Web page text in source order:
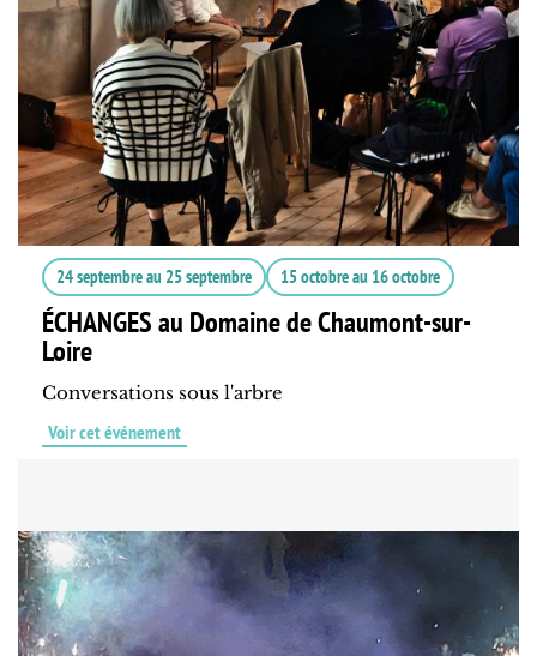
24 septembreau 25 septembre 15 octobreau 16 octobre
ÉCHANGES au Domaine de Chaumont-sur-
Loire
Conversations sous l'arbre
Voir cet événement